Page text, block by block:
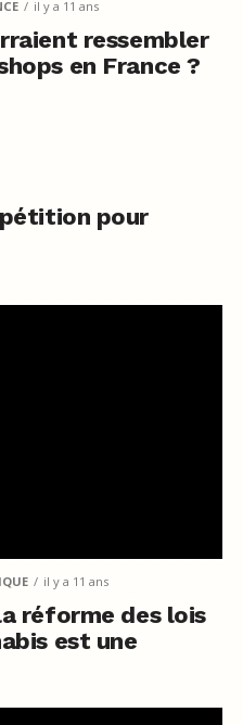
il y a 11 ans
ressembler
en France ?
pour
il y a 11 ans
réforme des lois
est une